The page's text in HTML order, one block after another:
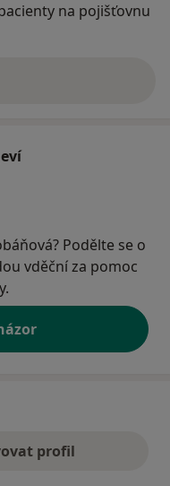
na pojišťovnu
Podělte se o
vděční za pomoc
profil